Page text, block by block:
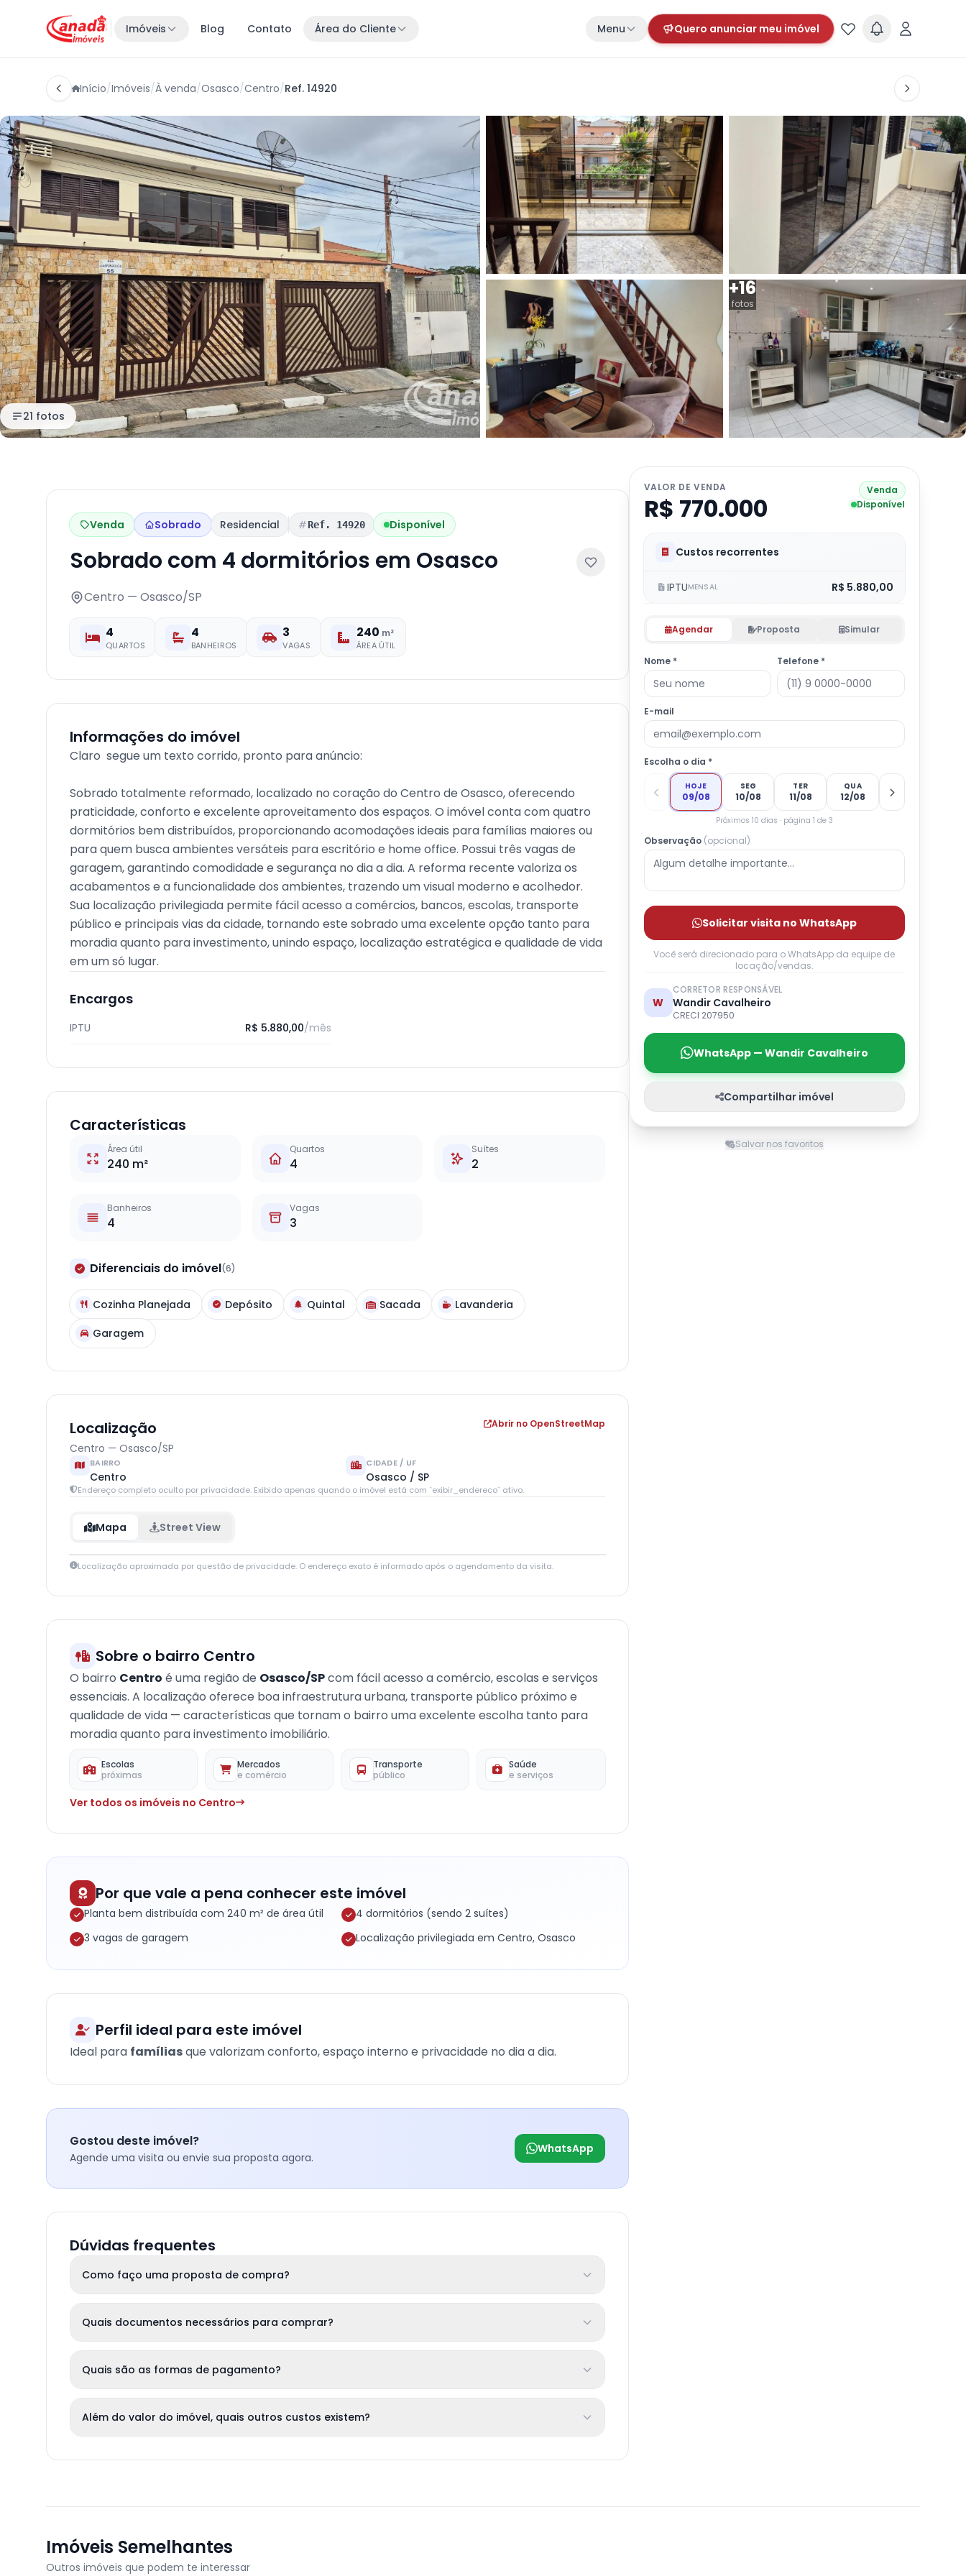
Imóveis Blog Contato Área do Cliente Menu Quero anunciar meu imóvel
Início/Imóveis/À venda/Osasco/Centro/Ref. 14920
+16
fotos
21 fotos
Venda Sobrado Residencial Ref. 14920 Disponível
Sobrado com 4 dormitórios em Osasco
Centro — Osasco/SP
4
QUARTOS
4
BANHEIROS
3
VAGAS
240 m²
ÁREA ÚTIL
Informações do imóvel
Claro  segue um texto corrido, pronto para anúncio:
Sobrado totalmente reformado, localizado no coração do Centro de Osasco, oferecendo
praticidade, conforto e excelente aproveitamento dos espaços. O imóvel conta com quatro
dormitórios bem distribuídos, proporcionando acomodações ideais para famílias maiores ou
para quem busca ambientes versáteis para escritório e home office. Possui três vagas de
garagem, garantindo comodidade e segurança no dia a dia. A reforma recente valoriza os
acabamentos e a funcionalidade dos ambientes, trazendo um visual moderno e acolhedor.
Sua localização privilegiada permite fácil acesso a comércios, bancos, escolas, transporte
público e principais vias da cidade, tornando este sobrado uma excelente opção tanto para
moradia quanto para investimento, unindo espaço, localização estratégica e qualidade de vida
em um só lugar.
Encargos
IPTU R$ 5.880,00/mês
Características
Área útil
240 m²
Quartos
4
Suítes
2
Banheiros
4
Vagas
3
Diferenciais do imóvel(6)
Cozinha Planejada Depósito Quintal Sacada
Lavanderia
Garagem
Localização
Centro — Osasco/SP
Abrir no OpenStreetMap
BAIRRO
Centro
CIDADE / UF
Osasco / SP
Endereço completo oculto por privacidade. Exibido apenas quando o imóvel está com `exibir_endereco` ativo.
Mapa Street View
+
−
Localização aproximada por questão de privacidade. O endereço exato é informado após o agendamento da visita.
Sobre o bairro Centro
O bairro Centro é uma região de Osasco/SPcom fácil acesso a comércio, escolas e serviços
essenciais. A localização oferece boa infraestrutura urbana, transporte público próximo e
qualidade de vida — características que tornam o bairro uma excelente escolha tanto para
moradia quanto para investimento imobiliário.
Escolas
próximas
Mercados
e comércio
Transporte
público
Saúde
e serviços
Ver todos os imóveis no Centro
Por que vale a pena conhecer este imóvel
Planta bem distribuída com 240 m² de área útil
4 dormitórios (sendo 2 suítes)
3 vagas de garagem
Localização privilegiada em Centro, Osasco
Perfil ideal para este imóvel
Ideal para famíliasque valorizam conforto, espaço interno e privacidade no dia a dia.
Gostou deste imóvel?
Agende uma visita ou envie sua proposta agora.
WhatsApp
Dúvidas frequentes
Como faço uma proposta de compra?
Quais documentos necessários para comprar?
Quais são as formas de pagamento?
Além do valor do imóvel, quais outros custos existem?
VALOR DE VENDA
R$ 770.000
Venda
Disponível
Custos recorrentes
IPTUMENSAL R$ 5.880,00
Agendar Proposta Simular
Nome * Telefone *
E-mail
Escolha o dia *
HOJE
09/08
SEG
10/08
TER
11/08
QUA
12/08
Próximos 10 dias · página 1 de 3
Observação (opcional)
Solicitar visita no WhatsApp
Você será direcionado para o WhatsApp da equipe de
locação/vendas.
W
CORRETOR RESPONSÁVEL
Wandir Cavalheiro
CRECI 207950
WhatsApp — Wandir Cavalheiro
Compartilhar imóvel
Salvar nos favoritos
Imóveis Semelhantes
Outros imóveis que podem te interessar